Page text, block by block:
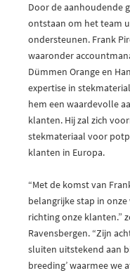
Door de aanhoudende
ontstaan om het team
ondersteunen. Frank
waaronder
Dümmen Orange en
expertise in
hem een waardevolle
klanten. Hij zal zich
stekmateriaal voor
klanten in Europa.
“Met de komst van
belangrijke stap in
richting onze klanten.”
Ravensbergen. “Zijn
sluiten uitstekend aan
breeding’ waarmee we